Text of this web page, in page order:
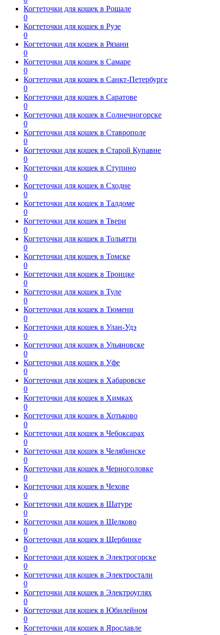
Когтеточки для кошек в Рошале
0
Когтеточки для кошек в Рузе
0
Когтеточки для кошек в Рязани
0
Когтеточки для кошек в Самаре
0
Когтеточки для кошек в Санкт-Петербурге
0
Когтеточки для кошек в Саратове
0
Когтеточки для кошек в Солнечногорске
0
Когтеточки для кошек в Ставрополе
0
Когтеточки для кошек в Старой Купавне
0
Когтеточки для кошек в Ступино
0
Когтеточки для кошек в Сходне
0
Когтеточки для кошек в Талдоме
0
Когтеточки для кошек в Твери
0
Когтеточки для кошек в Тольятти
0
Когтеточки для кошек в Томске
0
Когтеточки для кошек в Троицке
0
Когтеточки для кошек в Туле
0
Когтеточки для кошек в Тюмени
0
Когтеточки для кошек в Улан-Удэ
0
Когтеточки для кошек в Ульяновске
0
Когтеточки для кошек в Уфе
0
Когтеточки для кошек в Хабаровске
0
Когтеточки для кошек в Химках
0
Когтеточки для кошек в Хотьково
0
Когтеточки для кошек в Чебоксарах
0
Когтеточки для кошек в Челябинске
0
Когтеточки для кошек в Черноголовке
0
Когтеточки для кошек в Чехове
0
Когтеточки для кошек в Шатуре
0
Когтеточки для кошек в Щелково
0
Когтеточки для кошек в Щербинке
0
Когтеточки для кошек в Электрогорске
0
Когтеточки для кошек в Электростали
0
Когтеточки для кошек в Электроуглях
0
Когтеточки для кошек в Юбилейном
0
Когтеточки для кошек в Ярославле